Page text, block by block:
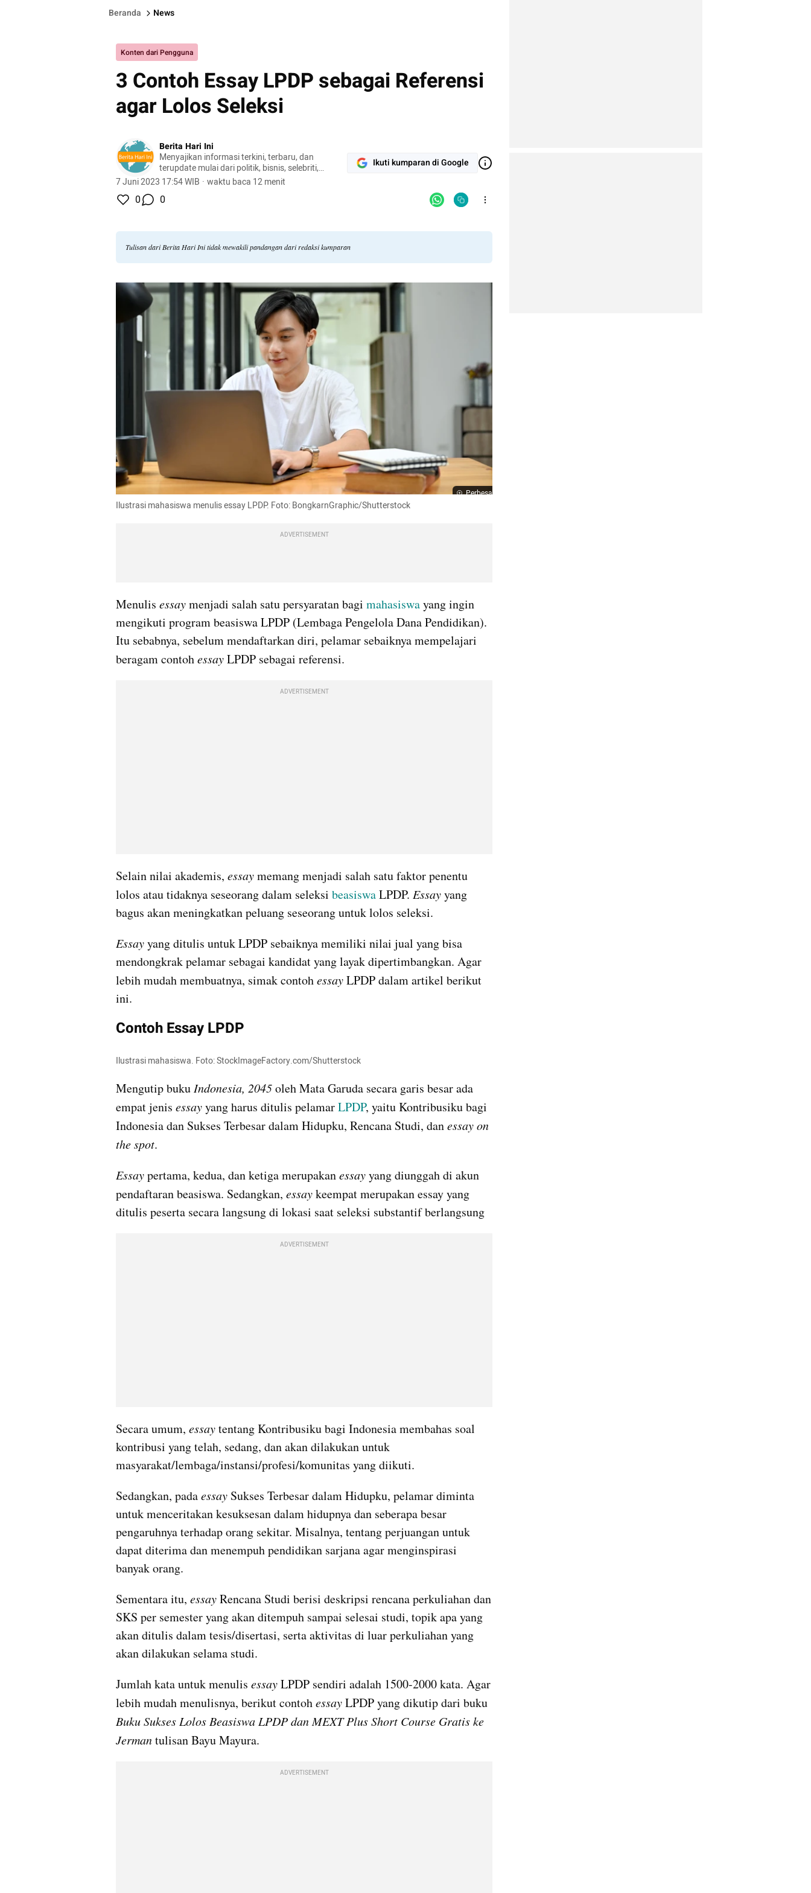
Beranda News
Konten dari Pengguna
3 Contoh Essay LPDP sebagai Referensi
agar Lolos Seleksi
Berita Hari Ini
Menyajikan informasi terkini, terbaru, dan
terupdate mulai dari politik, bisnis, selebriti,
lifestyle, dan masih banyak lagi.
7 Juni 2023 17:54 WIB · waktu baca 12 menit
Ikuti kumparan di Google
0 0
Tulisan dari Berita Hari Ini tidak mewakili pandangan dari redaksi kumparan
Perbesar
Ilustrasi mahasiswa menulis essay LPDP. Foto: BongkarnGraphic/Shutterstock
ADVERTISEMENT
Menulis essay menjadi salah satu persyaratan bagi mahasiswa yang ingin
mengikuti program beasiswa LPDP (Lembaga Pengelola Dana Pendidikan).
Itu sebabnya, sebelum mendaftarkan diri, pelamar sebaiknya mempelajari
beragam contoh essay LPDP sebagai referensi.
ADVERTISEMENT
Selain nilai akademis, essay memang menjadi salah satu faktor penentu
lolos atau tidaknya seseorang dalam seleksi beasiswa LPDP. Essay yang
bagus akan meningkatkan peluang seseorang untuk lolos seleksi.
Essay yang ditulis untuk LPDP sebaiknya memiliki nilai jual yang bisa
mendongkrak pelamar sebagai kandidat yang layak dipertimbangkan. Agar
lebih mudah membuatnya, simak contoh essay LPDP dalam artikel berikut
ini.
Contoh Essay LPDP
Ilustrasi mahasiswa. Foto: StockImageFactory.com/Shutterstock
Mengutip buku Indonesia, 2045 oleh Mata Garuda secara garis besar ada
empat jenis essay yang harus ditulis pelamar LPDP, yaitu Kontribusiku bagi
Indonesia dan Sukses Terbesar dalam Hidupku, Rencana Studi, dan essay on
the spot.
Essay pertama, kedua, dan ketiga merupakan essay yang diunggah di akun
pendaftaran beasiswa. Sedangkan, essay keempat merupakan essay yang
ditulis peserta secara langsung di lokasi saat seleksi substantif berlangsung
ADVERTISEMENT
Secara umum, essay tentang Kontribusiku bagi Indonesia membahas soal
kontribusi yang telah, sedang, dan akan dilakukan untuk
masyarakat/lembaga/instansi/profesi/komunitas yang diikuti.
Sedangkan, pada essay Sukses Terbesar dalam Hidupku, pelamar diminta
untuk menceritakan kesuksesan dalam hidupnya dan seberapa besar
pengaruhnya terhadap orang sekitar. Misalnya, tentang perjuangan untuk
dapat diterima dan menempuh pendidikan sarjana agar menginspirasi
banyak orang.
Sementara itu, essay Rencana Studi berisi deskripsi rencana perkuliahan dan
SKS per semester yang akan ditempuh sampai selesai studi, topik apa yang
akan ditulis dalam tesis/disertasi, serta aktivitas di luar perkuliahan yang
akan dilakukan selama studi.
Jumlah kata untuk menulis essay LPDP sendiri adalah 1500-2000 kata. Agar
lebih mudah menulisnya, berikut contoh essay
Buku Sukses Lolos Beasiswa LPDP dan MEXT Plus Short Course Gratis ke
Jerman tulisan Bayu Mayura.
ADVERTISEMENT